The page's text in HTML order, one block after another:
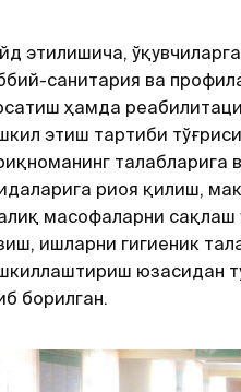
этилишича,
санитария ва
ҳамда
этиш тартиби
талабларига
риоя қилиш,
масофаларни сақлаш
ишларни гигиеник
юзасидан
борилган.